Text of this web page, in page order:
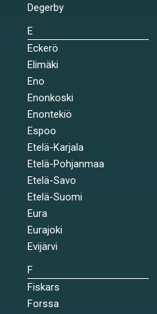
Degerby
E
Eckerö
Elimäki
Eno
Enonkoski
Enontekiö
Espoo
Etelä-Karjala
Etelä-Pohjanmaa
Etelä-Savo
Etelä-Suomi
Eura
Eurajoki
Evijärvi
F
Fiskars
Forssa